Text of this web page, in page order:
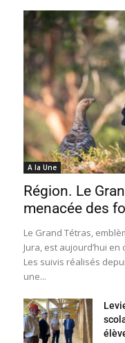
A la Une
Région. Le
menacée des
Le Grand Tétras,
Jura, est aujourd’hui
Les suivis réalisés
une...